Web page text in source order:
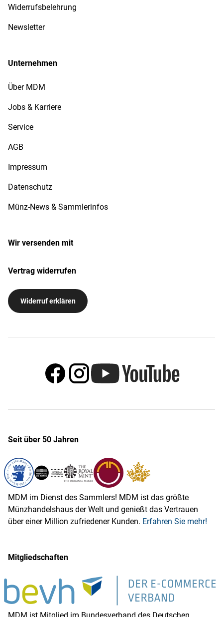
Widerrufsbelehrung
Newsletter
Unternehmen
Über MDM
Jobs & Karriere
Service
AGB
Impressum
Datenschutz
Münz-News & Sammlerinfos
Wir versenden mit
Vertrag widerrufen
Widerruf erklären
Seit über 50 Jahren
MDM im Dienst des Sammlers! MDM ist das größte
Münzhandelshaus der Welt und genießt das Vertrauen
über einer Million zufriedener Kunden. Erfahren Sie mehr!
Mitgliedschaften